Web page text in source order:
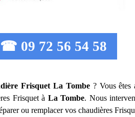
☎ 09 72 56 54 58
Frisquet La Tombe? Vous êtes
Frisquet à La Tombe. Nous
ou remplacer vos chaudières